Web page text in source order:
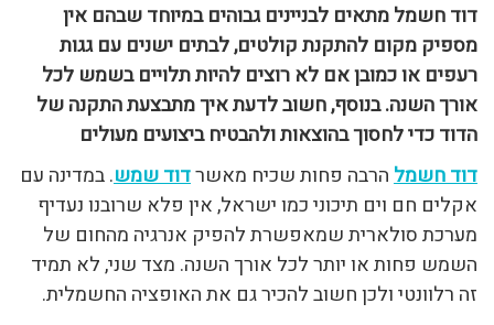
דוד חשמל מתאים לבניינים גבוהים במיוחד שבהם אין
מספיק מקום להתקנת קולטים, לבתים ישנים עם גגות
רעפים או כמובן אם לא רוצים להיות תלויים בשמש לכל
אורך השנה. בנוסף, חשוב לדעת איך מתבצעת התקנה של
הדוד כדי לחסוך בהוצאות ולהבטיח ביצועים מעולים
דוד חשמלהרבה פחות שכיח מאשרדוד שמש. במדינה עם
אקלים חם וים תיכוני כמו ישראל, אין פלא שרובנו נעדיף
מערכת סולארית שמאפשרת להפיק אנרגיה מהחום של
השמש פחות או יותר לכל אורך השנה. מצד שני, לא תמיד
זה רלוונטי ולכן חשוב להכיר גם את האופציה החשמלית.